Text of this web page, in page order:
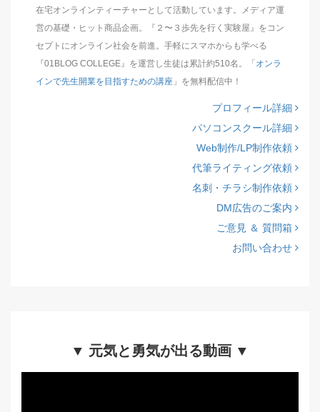
在宅オンラインティーチャーとして活動しています。メディア運
営の基礎・ヒット商品企画。『２〜３歩先を行く実験屋』をコン
セプトにオンライン社会を前進。手軽にスマホからも学べる
『01BLOG COLLEGE』を運営し生徒は累計約510名。「オンラ
インで先生開業を目指すための講座 」を無料配信中！
プロフィール詳細
パソコンスクール詳細
Web制作/LP制作依頼
代筆ライティング依頼
名刺・チラシ制作依頼
DM広告のご案内
ご意見 ＆ 質問箱
お問い合わせ
▼ 元気と勇気が出る動画 ▼